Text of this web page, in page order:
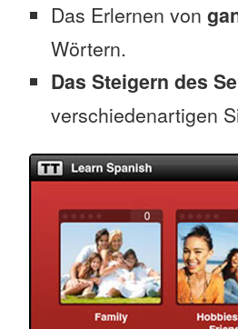
Das Erlernen von
Wörtern.
Das Steigern des
verschiedenartigen